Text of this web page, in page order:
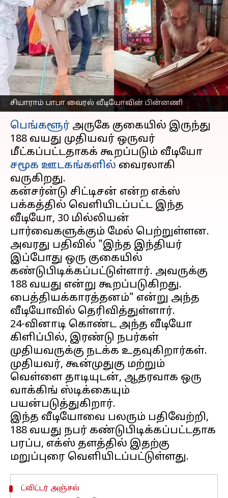
சியாராம் பாபா வைரல் வீடியோவின் பின்னணி
குகையிலிருந்து
மீட்கப்பட்ட 188 வயது
முதியவர்? வைரலாகும்
வீடியோவின் பின்னணி
எழுதியவர் Sekar Chinnappan Oct 04, 2024 06:02 pm
செய்தி முன்னோட்டம்
பெங்களூர் அருகே குகையில் இருந்து
188 வயது முதியவர் ஒருவர்
மீட்கப்பட்டதாகக் கூறப்படும் வீடியோ
சமூக ஊடகங்களில் வைரலாகி
வருகிறது.
கன்சர்ன்டு சிட்டிசன் என்ற எக்ஸ்
பக்கத்தில் வெளியிடப்பட்ட இந்த
வீடியோ, 30 மில்லியன்
பார்வைகளுக்கும் மேல் பெற்றுள்ளன.
அவரது பதிவில் "இந்த இந்தியர்
இப்போது ஒரு குகையில்
கண்டுபிடிக்கப்பட்டுள்ளார். அவருக்கு
188 வயது என்று கூறப்படுகிறது.
பைத்தியக்காரத்தனம்" என்று அந்த
வீடியோவில் தெரிவித்துள்ளார்.
24-வினாடி கொண்ட அந்த வீடியோ
கிளிப்பில், இரண்டு நபர்கள்
முதியவருக்கு நடக்க உதவுகிறார்கள்.
முதியவர், கூன்முதுகு மற்றும்
வெள்ளை தாடியுடன், ஆதரவாக ஒரு
வாக்கிங் ஸ்டிக்கையும்
பயன்படுத்துகிறார்.
இந்த வீடியோவை பலரும் பதிவேற்றி,
188 வயது நபர் கண்டுபிடிக்கப்பட்டதாக
பரப்ப, எக்ஸ் தளத்தில் இதற்கு
ட்விட்டர் அஞ்சல்